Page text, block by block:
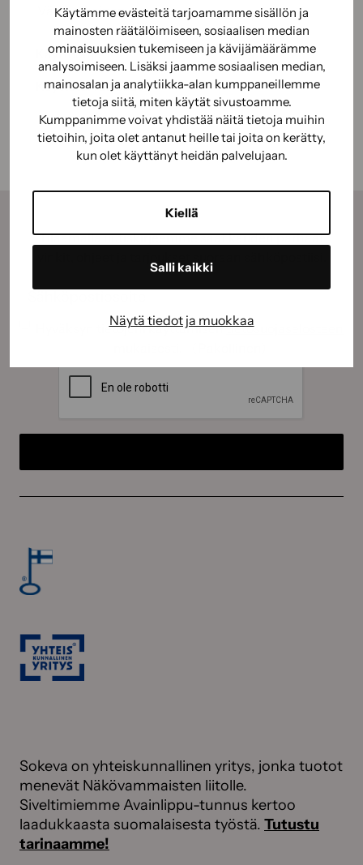
Käytämme evästeitä tarjoamamme sisällön ja
mainosten räätälöimiseen, sosiaalisen median
ominaisuuksien tukemiseen ja kävijämäärämme
analysoimiseen. Lisäksi jaamme sosiaalisen median,
mainosalan ja analytiikka-alan kumppaneillemme
tietoja siitä, miten käytät sivustoamme.
Kumppanimme voivat yhdistää näitä tietoja muihin
tietoihin, joita olet antanut heille tai joita on kerätty,
kun olet käyttänyt heidän palvelujaan.
Kiellä
Salli kaikki
Näytä tiedot ja muokkaa
Väri: valkoinen
Käyttöohje
Käyttöturvallisuus
Tilaamalla uutiskirjeemme saat kauden parhaat
Sähköposti
(Pakollinen)
(Pakollinen)
Hyväksyn tietojeni käyttämisentietosuojaselosteen
CAPTCHA
Sokeva on yhteiskunnallinen yritys, jonka tuotot
menevät Näkövammaisten liitolle.
Siveltimiemme Avainlippu-tunnus kertoo
laadukkaasta suomalaisesta työstä. Tutustu
tarinaamme!